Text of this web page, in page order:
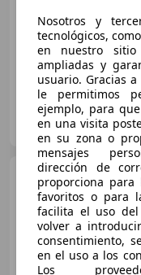
Vehículos 2 años de
DIMOVIL MERCEDES
ES-30100 ESPINARDO
Nosotros y
tecnológicos,
en nuestro sitio
ampliadas y
usuario. Gracias
le permitimos
ejemplo, para
en una visita
en su zona o
mensajes
dirección de
proporciona para
favoritos o para
facilita el uso
volver a
consentimiento,
en el uso a los
Los